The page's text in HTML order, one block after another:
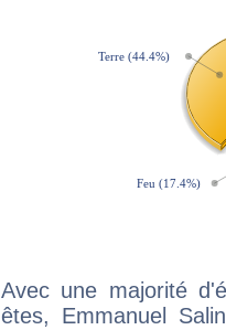
Avec une majorité
êtes, Emmanuel